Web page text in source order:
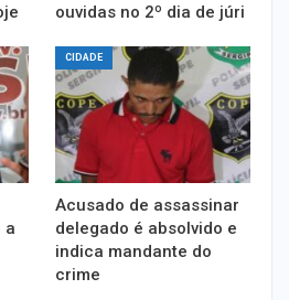
ouvidas no 2º dia de júri
a
CIDADE
Acusado de assassinar
delegado é absolvido e
indica mandante do
crime